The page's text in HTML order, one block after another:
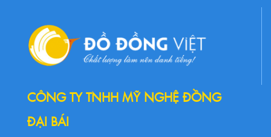
CÔNG TY TNHH MỸ NGHỆ ĐỒNG
ĐẠI BÁI